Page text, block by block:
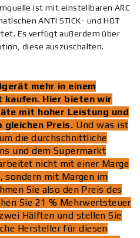
ist mit einstellbaren ARC
ANTI STICK- und HOT
Es verfügt außerdem über
diese auszuschalten.
mehr in einem
kaufen. Hier bieten wir
mit hoher Leistung und
Preis. Und was ist
die durchschnittliche
und dem Supermarkt
nicht mit einer Marge
sondern mit Margen im
Sie also den Preis des
Sie 21 % Mehrwertsteuer
Hälften und stellen Sie
Hersteller für diesen